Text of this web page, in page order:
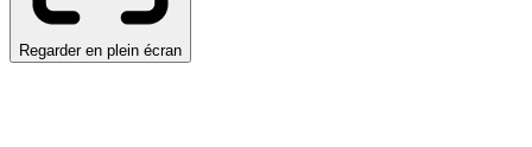
Regarder en plein écran